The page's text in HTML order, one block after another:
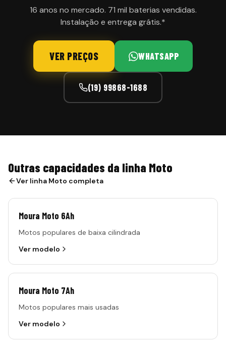
16 anos no mercado. 71 mil baterias vendidas.
Instalação e entrega grátis.*
VER PREÇOS WHATSAPP
(19) 99868-1688
Outras capacidades da linha Moto
Ver linha Moto completa
Moura Moto 6Ah
Motos populares de baixa cilindrada
Ver modelo
Moura Moto 7Ah
Motos populares mais usadas
Ver modelo